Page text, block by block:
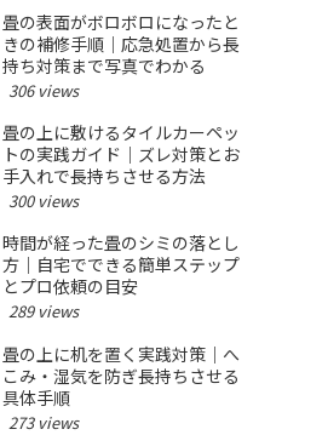
畳の表面がボロボロになったと
きの補修手順｜応急処置から長
持ち対策まで写真でわかる
306 views
畳の上に敷けるタイルカーペッ
トの実践ガイド｜ズレ対策とお
手入れで長持ちさせる方法
300 views
時間が経った畳のシミの落とし
方｜自宅でできる簡単ステップ
とプロ依頼の目安
289 views
畳の上に机を置く実践対策｜へ
こみ・湿気を防ぎ長持ちさせる
具体手順
273 views